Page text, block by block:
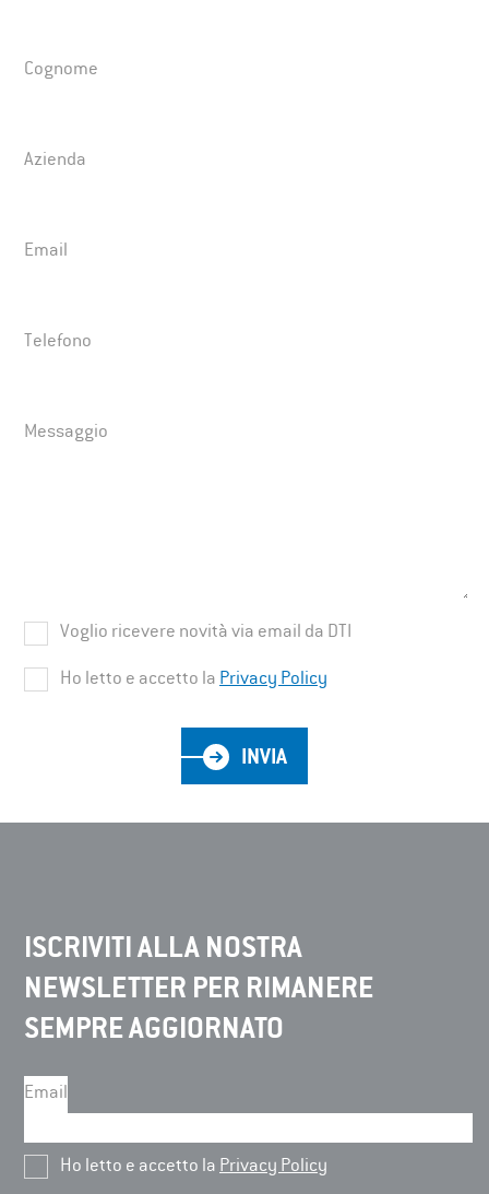
Cognome
Azienda
Email
Telefono
Messaggio
Voglio ricevere novità via email da DTI
Ho letto e accetto la Privacy Policy
INVIA
ISCRIVITI ALLA NOSTRA
NEWSLETTER PER RIMANERE
SEMPRE AGGIORNATO
Email
Ho letto e accetto la Privacy Policy